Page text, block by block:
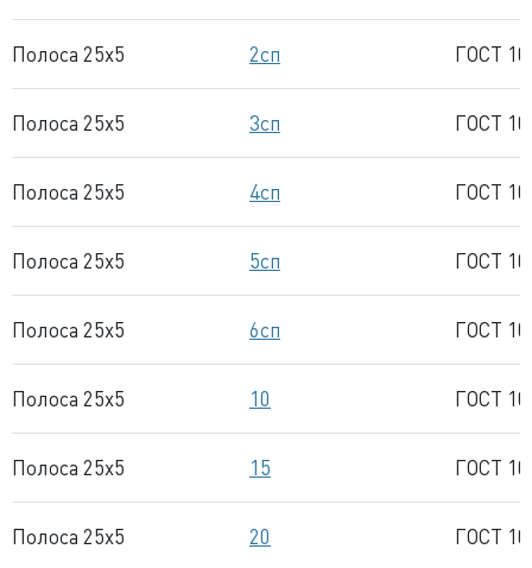
Полоса 25x5 2сп ГОСТ
Полоса 25x5 3сп ГОСТ
Полоса 25x5 4сп ГОСТ
Полоса 25x5 5сп ГОСТ
Полоса 25x5 6сп ГОСТ
Полоса 25x5 10 ГОСТ
Полоса 25x5 15 ГОСТ
Полоса 25x5 20 ГОСТ